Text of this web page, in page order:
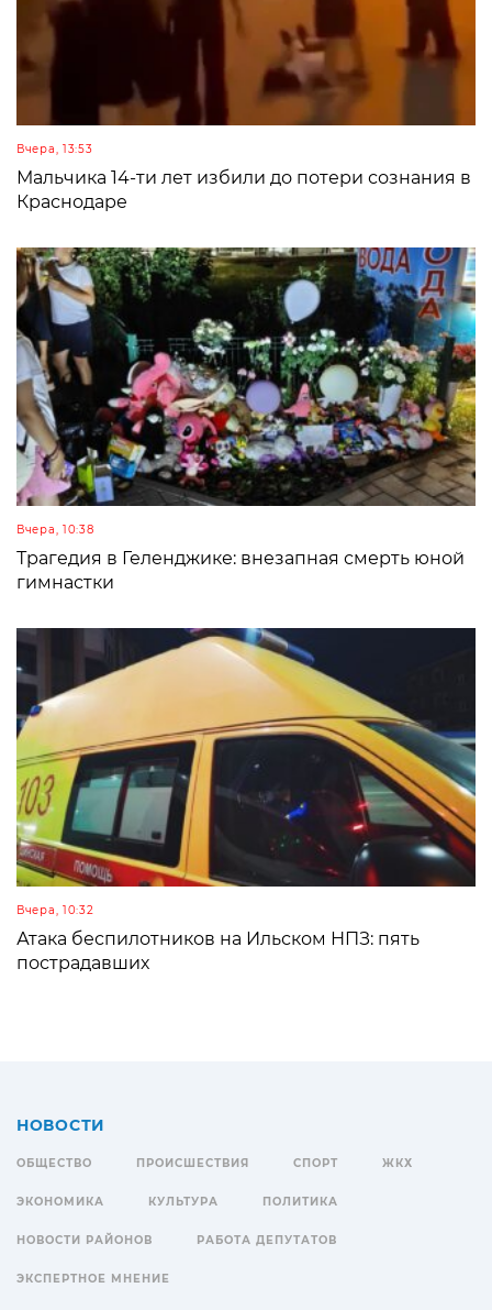
Вчера, 13:53
Мальчика 14-ти лет избили до потери сознания в
Краснодаре
Вчера, 10:38
Трагедия в Геленджике: внезапная смерть юной
гимнастки
Вчера, 10:32
Атака беспилотников на Ильском НПЗ: пять
пострадавших
НОВОСТИ
ОБЩЕСТВО ПРОИСШЕСТВИЯ СПОРТ ЖКХ
ЭКОНОМИКА КУЛЬТУРА ПОЛИТИКА
НОВОСТИ РАЙОНОВ РАБОТА ДЕПУТАТОВ
ЭКСПЕРТНОЕ МНЕНИЕ